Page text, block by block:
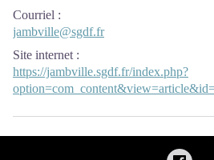
Courriel :
jambville@sgdf.fr
Site internet :
https://jambville.sgdf.fr/index.php?